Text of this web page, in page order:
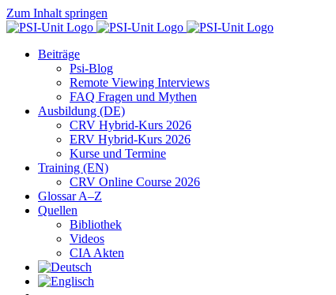
Zum Inhalt springen
Beiträge
Psi-Blog
Remote Viewing Interviews
FAQ Fragen und Mythen
Ausbildung (DE)
CRV Hybrid-Kurs 2026
ERV Hybrid-Kurs 2026
Kurse und Termine
Training (EN)
CRV Online Course 2026
Glossar A–Z
Quellen
Bibliothek
Videos
CIA Akten